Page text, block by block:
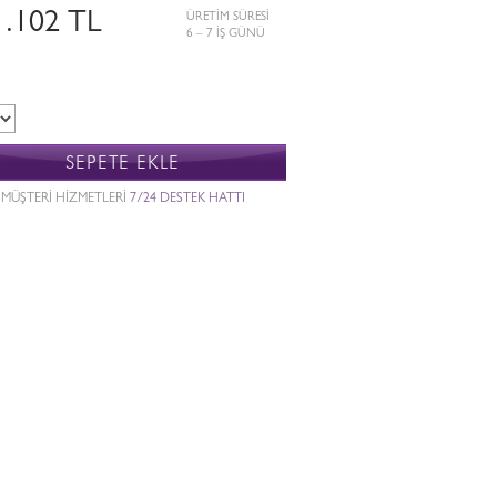
TL
ÜRETİM SÜRESİ
6 – 7 İŞ GÜNÜ
SEPETE EKLE
MÜŞTERİ HİZMETLERİ 7/24 DESTEK HATTI